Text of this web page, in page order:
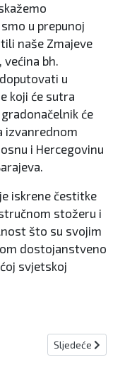
u prepunoj
naše Zmajeve
bh.
u
koji će sutra
će
izvanrednom
i Hercegovinu
iskrene čestitke
stožeru i
što su svojim
dostojanstveno
svjetskoj
turnir "Zabilje
Sljedeći
Sljedeće